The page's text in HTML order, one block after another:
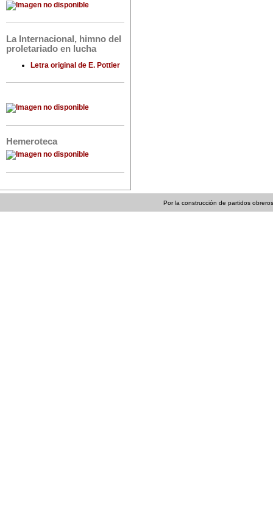
La Internacional, himno del
proletariado en lucha
Letra original de E. Pottier
Hemeroteca
Por la construcción de partidos